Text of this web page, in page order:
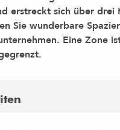
erstreckt sich über drei
Sie wunderbare
Eine Zone